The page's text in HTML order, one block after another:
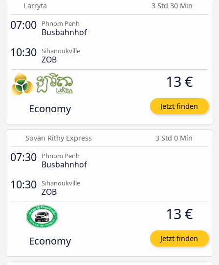
Larryta 3 Std 30 Min
07:00 Phnom Penh
Busbahnhof
10:30 Sihanoukville
ZOB
Economy
13 €
Jetzt finden
Sovan Rithy Express 3 Std 0 Min
07:30 Phnom Penh
Busbahnhof
10:30 Sihanoukville
ZOB
Economy
13 €
Jetzt finden